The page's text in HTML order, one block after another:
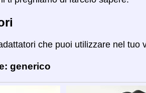
che puoi utilizzare nel tuo
generico